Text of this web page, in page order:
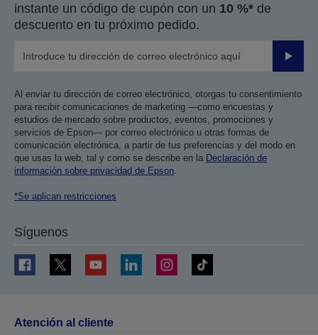
instante un código de cupón con un 10 %* de
descuento en tu próximo pedido.
Enviar
Al enviar tu dirección de correo electrónico, otorgas tu consentimiento
para recibir comunicaciones de marketing —como encuestas y
estudios de mercado sobre productos, eventos, promociones y
servicios de Epson— por correo electrónico u otras formas de
comunicación electrónica, a partir de tus preferencias y del modo en
que usas la web, tal y como se describe en la Declaración de
información sobre privacidad de Epson
*Se aplican restricciones
Síguenos
Atención al cliente